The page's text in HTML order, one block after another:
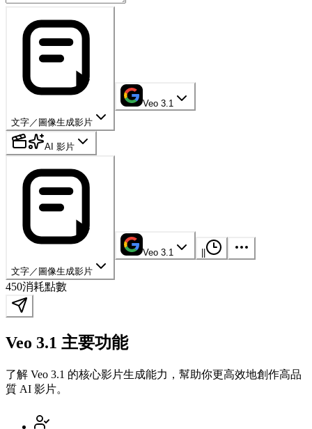
文字／圖像生成影片
Veo 3.1
AI 影片
文字／圖像生成影片
Veo 3.1 ||
450消耗點數
Veo 3.1 主要功能
了解 Veo 3.1 的核心影片生成能力，幫助你更高效地創作高品
質 AI 影片。